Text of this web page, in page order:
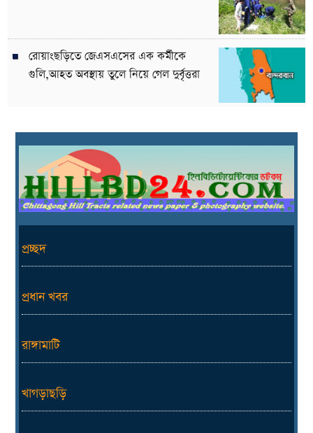
রোয়াংছড়িতে জেএসএসের এক কর্মীকে
গুলি,আহত অবস্থায় তুলে নিয়ে গেল দুর্বৃত্তরা
প্রচ্ছদ
প্রধান খবর
রাঙ্গামাটি
খাগড়াছড়ি